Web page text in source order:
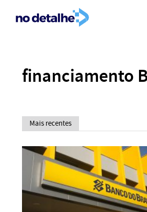
financiamento
Mais recentes